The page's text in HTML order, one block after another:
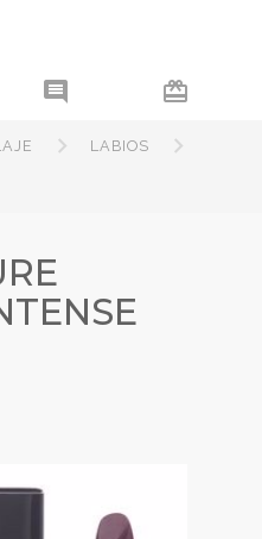
comment card_giftcard
LABIOS